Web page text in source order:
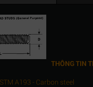
THÔNG TIN
A193 - Carbon steel